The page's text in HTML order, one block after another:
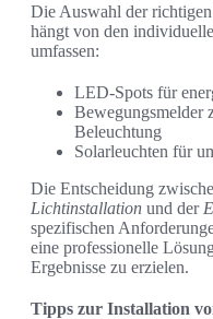
Die Auswahl der richtigen
hängt von den
umfassen:
LED-Spots für
Bewegungsmelder
Beleuchtung
Solarleuchten für
Die Entscheidung
Lichtinstallation und der
spezifischen
eine professionelle
Ergebnisse zu erzielen.
Tipps zur Installation